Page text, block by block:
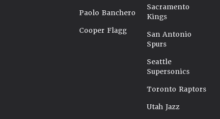
Paolo Banchero
Cooper Flagg
Sacramento
Kings
San Antonio
Spurs
Seattle
Supersonics
Toronto Raptors
Utah Jazz